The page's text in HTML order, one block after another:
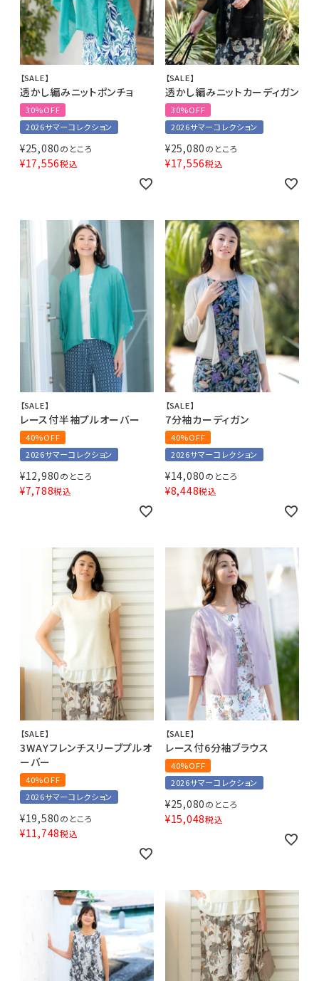
【SALE】
透かし編みニットポンチョ
30%OFF
2026サマーコレクション
¥25,080のところ
¥17,556税込
【SALE】
透かし編みニットカーディガン
30%OFF
2026サマーコレクション
¥25,080のところ
¥17,556税込
【SALE】
レース付半袖プルオーバー
40%OFF
2026サマーコレクション
¥12,980のところ
¥7,788税込
【SALE】
7分袖カーディガン
40%OFF
2026サマーコレクション
¥14,080のところ
¥8,448税込
【SALE】
3WAYフレンチスリーブプルオ
ーバー
40%OFF
2026サマーコレクション
¥19,580のところ
¥11,748税込
【SALE】
レース付6分袖ブラウス
40%OFF
2026サマーコレクション
¥25,080のところ
¥15,048税込